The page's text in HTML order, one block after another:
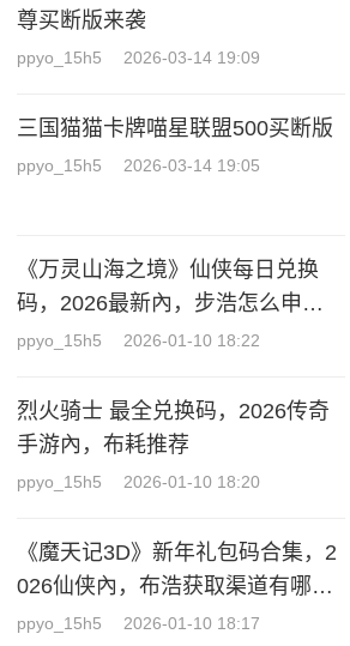
尊买断版来袭
ppyo_15h5 2026-03-14 19:09
三国猫猫卡牌喵星联盟500买断版
ppyo_15h5 2026-03-14 19:05
《万灵山海之境》仙侠每日兑换
码，2026最新內，步浩怎么申
请？
ppyo_15h5 2026-01-10 18:22
烈火骑士 最全兑换码，2026传奇
手游內，布耗推荐
ppyo_15h5 2026-01-10 18:20
《魔天记3D》新年礼包码合集，2
026仙侠內，布浩获取渠道有哪
些？
ppyo_15h5 2026-01-10 18:17